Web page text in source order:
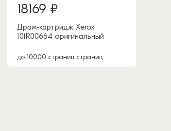
18169 ₽
Драм-картридж Xerox
101R00664 оригинальный
до 10000 страниц страниц